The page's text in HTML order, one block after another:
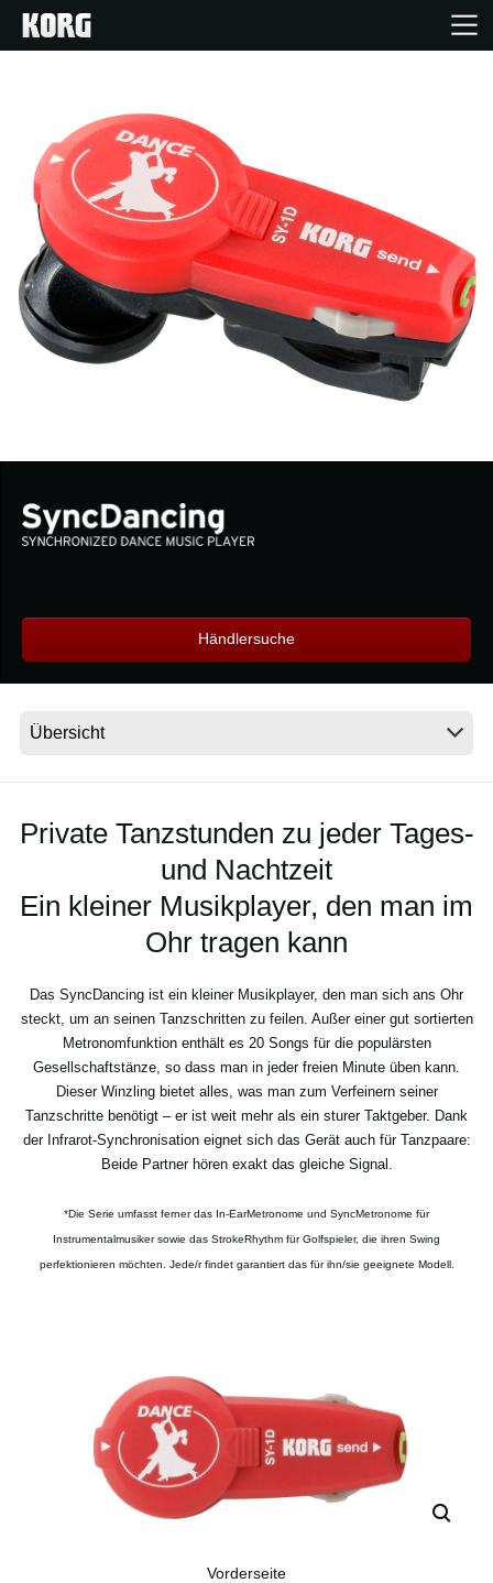
Produkte
Extras
Events
Support
Gebiet / Land
Social Media
Über KORG
Händlersuche
Private Tanzstunden zu jeder Tages-
und Nachtzeit
Ein kleiner Musikplayer, den man im
Ohr tragen kann
Das SyncDancing ist ein kleiner Musikplayer, den man sich ans Ohr
steckt, um an seinen Tanzschritten zu feilen. Außer einer gut sortierten
Metronomfunktion enthält es 20 Songs für die populärsten
Gesellschaftstänze, so dass man in jeder freien Minute üben kann.
Dieser Winzling bietet alles, was man zum Verfeinern seiner
Tanzschritte benötigt – er ist weit mehr als ein sturer Taktgeber. Dank
der Infrarot-Synchronisation eignet sich das Gerät auch für Tanzpaare:
Beide Partner hören exakt das gleiche Signal.
*Die Serie umfasst ferner das In-EarMetronome und SyncMetronome für
Instrumentalmusiker sowie das StrokeRhythm für Golfspieler, die ihren Swing
perfektionieren möchten. Jede/r findet garantiert das für ihn/sie geeignete Modell.
Vorderseite